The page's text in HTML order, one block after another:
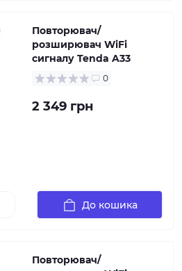
Повторювач/
розширювач WiFi
сигналу Tenda A33
0
2 349 грн
До кошика
Повторювач/